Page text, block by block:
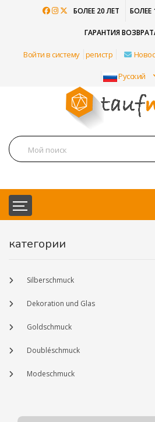
БОЛЕЕ 20 ЛЕТ БОЛЕЕ
ГАРАНТИЯ
Войти в систему регистр
Pусский
категории
Silberschmuck
Dekoration und Glas
Goldschmuck
Doubléschmuck
Modeschmuck